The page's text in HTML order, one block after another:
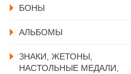
БОНЫ
АЛЬБОМЫ
ЗНАКИ, ЖЕТОНЫ,
НАСТОЛЬНЫЕ МЕДАЛИ,